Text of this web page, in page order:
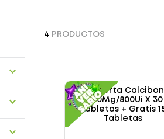
4 PRODUCTOS